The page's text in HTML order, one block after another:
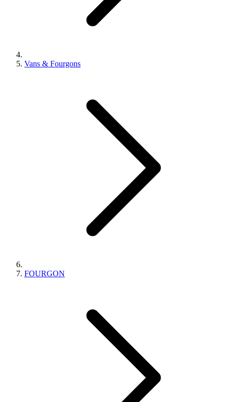
Vans & Fourgons
FOURGON